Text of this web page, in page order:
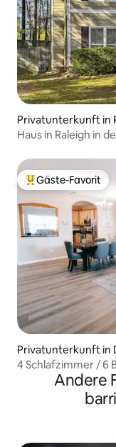
Privatunterkunft in
Haus in Raleigh in
Beliebter Gäste-
Gäste-Favorit
Privatunterkunft in
4 Schlafzimmer / 6
Flughafen RDU und
Andere